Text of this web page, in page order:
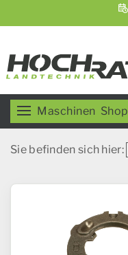
Maschinen Shop
Sie befinden sich hier: